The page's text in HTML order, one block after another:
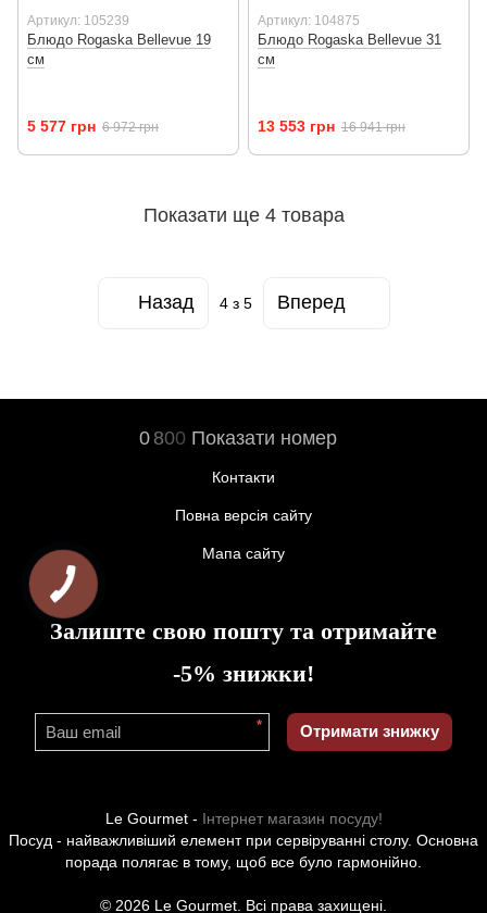
Артикул: 105239
Блюдо Rogaska Bellevue 19
см
5 577 грн 6 972 грн
Артикул: 104875
Блюдо Rogaska Bellevue 31
см
13 553 грн 16 941 грн
Показати ще 4 товара
Назад 4з 5 Вперед
0 800 Показати номер
Контакти
Повна версія сайту
Мапа сайту
Залиште свою пошту та отримайте
-5% знижки!
* Отримати знижку
Le Gourmet - Інтернет магазин посуду!
Посуд - найважливіший елемент при сервіруванні столу. Основна
порада полягає в тому, щоб все було гармонійно.
© 2026 Le Gourmet. Всі права захищені.